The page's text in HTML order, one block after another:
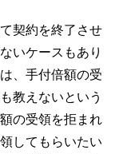
契約を終了させ
いケースもあり
、手付倍額の受
教えないという
の受領を拒まれ
してもらいたい